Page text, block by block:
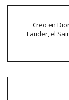
Creo en
Lauder, el